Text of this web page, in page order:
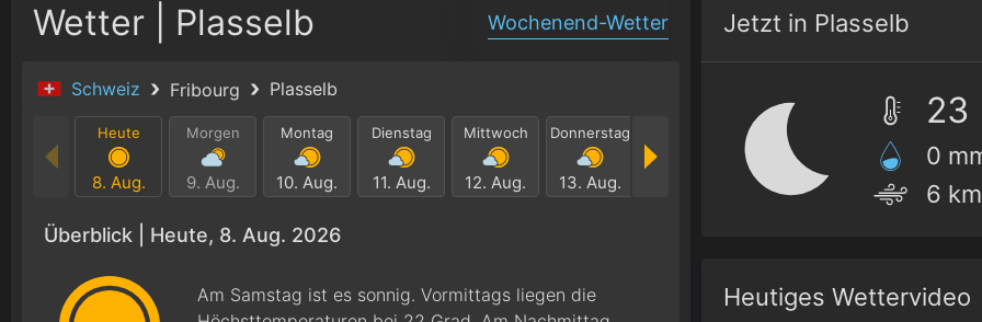
Wetter | Plasselb Wochenend-Wetter
Schweiz Fribourg Plasselb
Heute
8. Aug.
Morgen
9. Aug.
Montag
10. Aug.
Dienstag
11. Aug.
Mittwoch
12. Aug.
Donnerstag
13. Aug.
Samstag
15. Aug. 16. Aug. 17.
Überblick | Heute, 8. Aug. 2026
Am Samstag ist es sonnig. Vormittags liegen die
Jetzt in Plasselb
23
0
6
Heutiges Wettervideo